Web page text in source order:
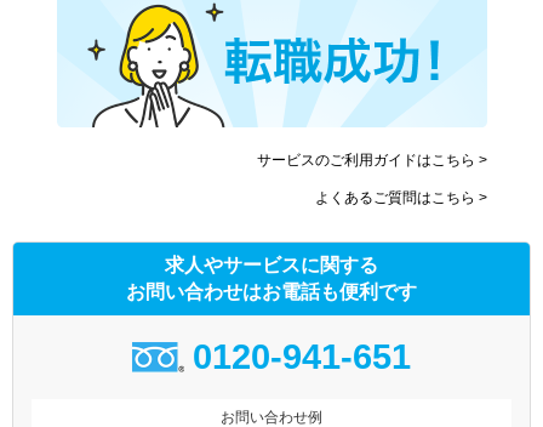
サービスのご利用ガイドはこちら >
よくあるご質問はこちら >
求人やサービスに関する
お問い合わせはお電話も便利です
0120-941-651
お問い合わせ例